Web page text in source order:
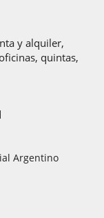
y alquiler,
quintas,
Argentino